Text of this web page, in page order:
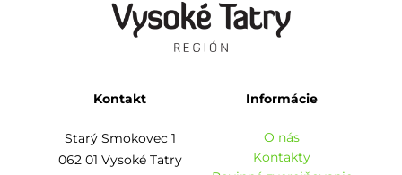
Kontakt
Starý Smokovec 1
062 01 Vysoké Tatry
Informácie
O nás
Kontakty